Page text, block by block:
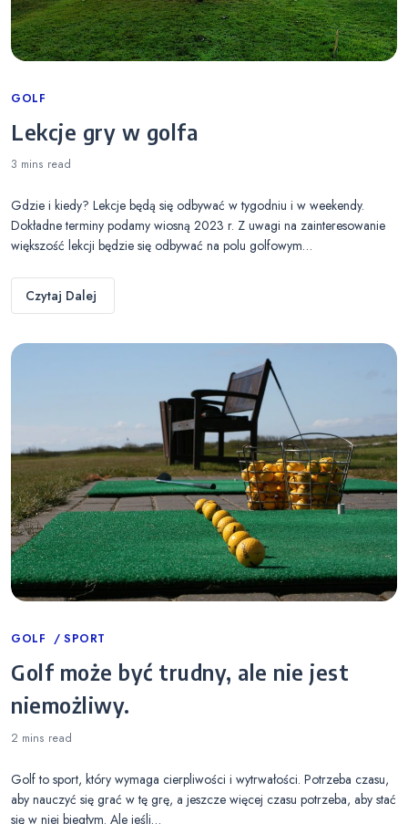
Categories
GOLF
Lekcje gry w golfa
3 mins read
Gdzie i kiedy? Lekcje będą się odbywać w tygodniu i w weekendy.
Dokładne terminy podamy wiosną 2023 r. Z uwagi na zainteresowanie
większość lekcji będzie się odbywać na polu golfowym…
Czytaj Dalej
Categories
GOLF SPORT
Golf może być trudny, ale nie jest
niemożliwy.
2 mins read
Golf to sport, który wymaga cierpliwości i wytrwałości. Potrzeba czasu,
aby nauczyć się grać w tę grę, a jeszcze więcej czasu potrzeba, aby stać
się w niej biegłym. Ale jeśli…